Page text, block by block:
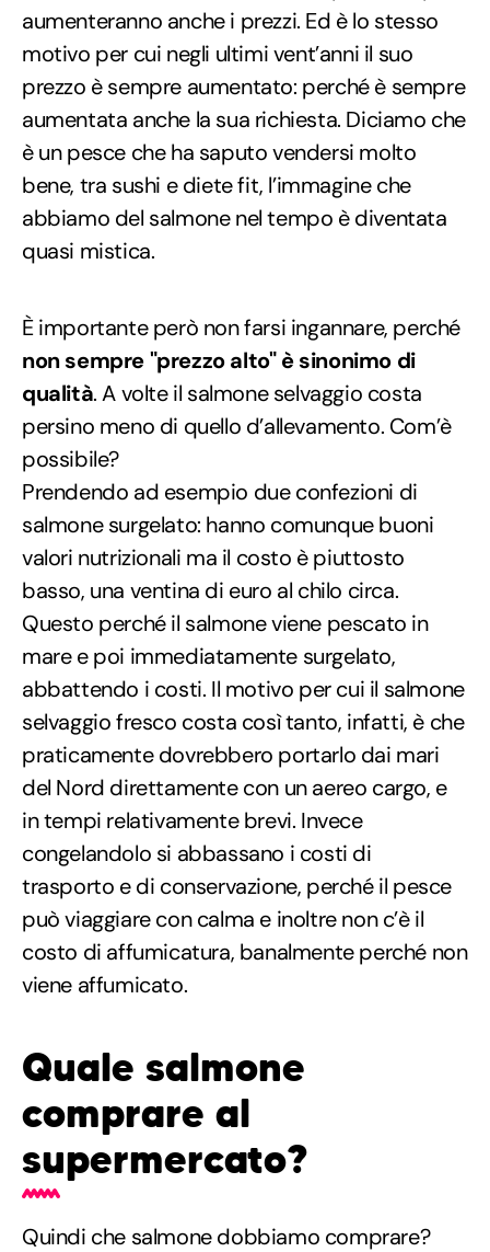
aumenteranno anche i prezzi. Ed è lo stesso
motivo per cui negli ultimi vent’anni il suo
prezzo è sempre aumentato: perché è sempre
aumentata anche la sua richiesta. Diciamo che
è un pesce che ha saputo vendersi molto
bene, tra sushi e diete fit, l’immagine che
abbiamo del salmone nel tempo è diventata
quasi mistica.
È importante però non farsi ingannare, perché
non sempre "prezzo alto" è sinonimo di
qualità. A volte il salmone selvaggio costa
persino meno di quello d’allevamento. Com’è
possibile?
Prendendo ad esempio due confezioni di
salmone surgelato: hanno comunque buoni
valori nutrizionali ma il costo è piuttosto
basso, una ventina di euro al chilo circa.
Questo perché il salmone viene pescato in
mare e poi immediatamente surgelato,
abbattendo i costi. Il motivo per cui il salmone
selvaggio fresco costa così tanto, infatti, è che
praticamente dovrebbero portarlo dai mari
del Nord direttamente con un aereo cargo, e
in tempi relativamente brevi. Invece
congelandolo si abbassano i costi di
trasporto e di conservazione, perché il pesce
può viaggiare con calma e inoltre non c’è il
costo di affumicatura, banalmente perché non
viene affumicato.
Quale salmone
comprare al
supermercato?
Quindi che salmone dobbiamo comprare?